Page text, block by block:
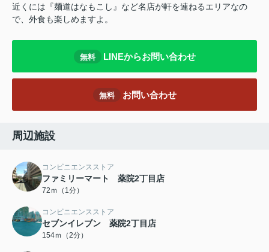
近くには『麺道はなもこし』など名店が軒を連ねるエリアなの
で、外食も楽しめますよ。
無料 LINEからお問い合わせ
無料 お問い合わせ
周辺施設
コンビニエンスストア
ファミリーマート 薬院2丁目店
72ｍ（1分）
コンビニエンスストア
セブンイレブン 薬院2丁目店
154ｍ（2分）